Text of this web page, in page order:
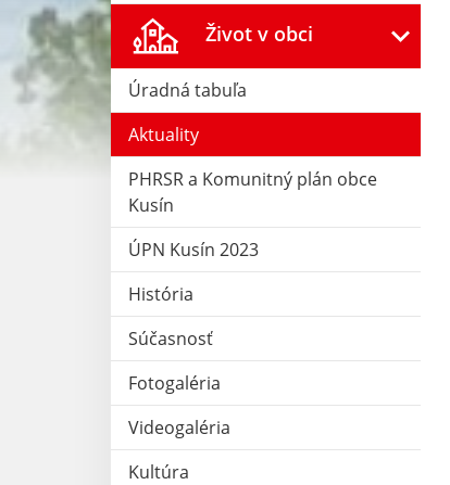
Život v obci
Úradná tabuľa
Aktuality
PHRSR a Komunitný plán obce
Kusín
ÚPN Kusín 2023
História
Súčasnosť
Fotogaléria
Videogaléria
Kultúra